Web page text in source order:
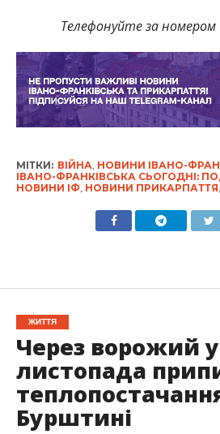
Телефонуйте за номером
МІТКИ: ВІЙНА, НОВИНИ ІВАНО-
ІВАНО-ФРАНКІВСЬКА СЬОГОДНІ:
НОВИНИ ІФ, НОВИНИ ПРИКАРПАТТЯ,
ЖИТТЯ
Через ворожий
листопада
Бурштині